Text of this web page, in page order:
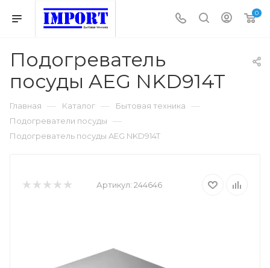
0
Подогреватель
посуды AEG NKD914T
Главная — Каталог — Бытовая техника —
Подогреватели посуды —
Подогреватель посуды AEG NKD914T
Артикул: 244646